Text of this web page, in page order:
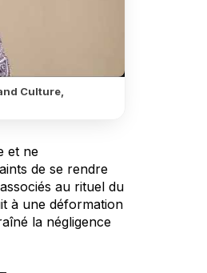
Culture,
et ne
de se rendre
au rituel du
à une déformation
la négligence